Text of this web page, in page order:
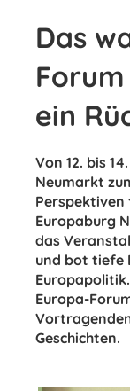
Das
ein
Von 12. bis
Neumarkt
Europaburg
das
und bot tiefe
Europa-
Geschichten.